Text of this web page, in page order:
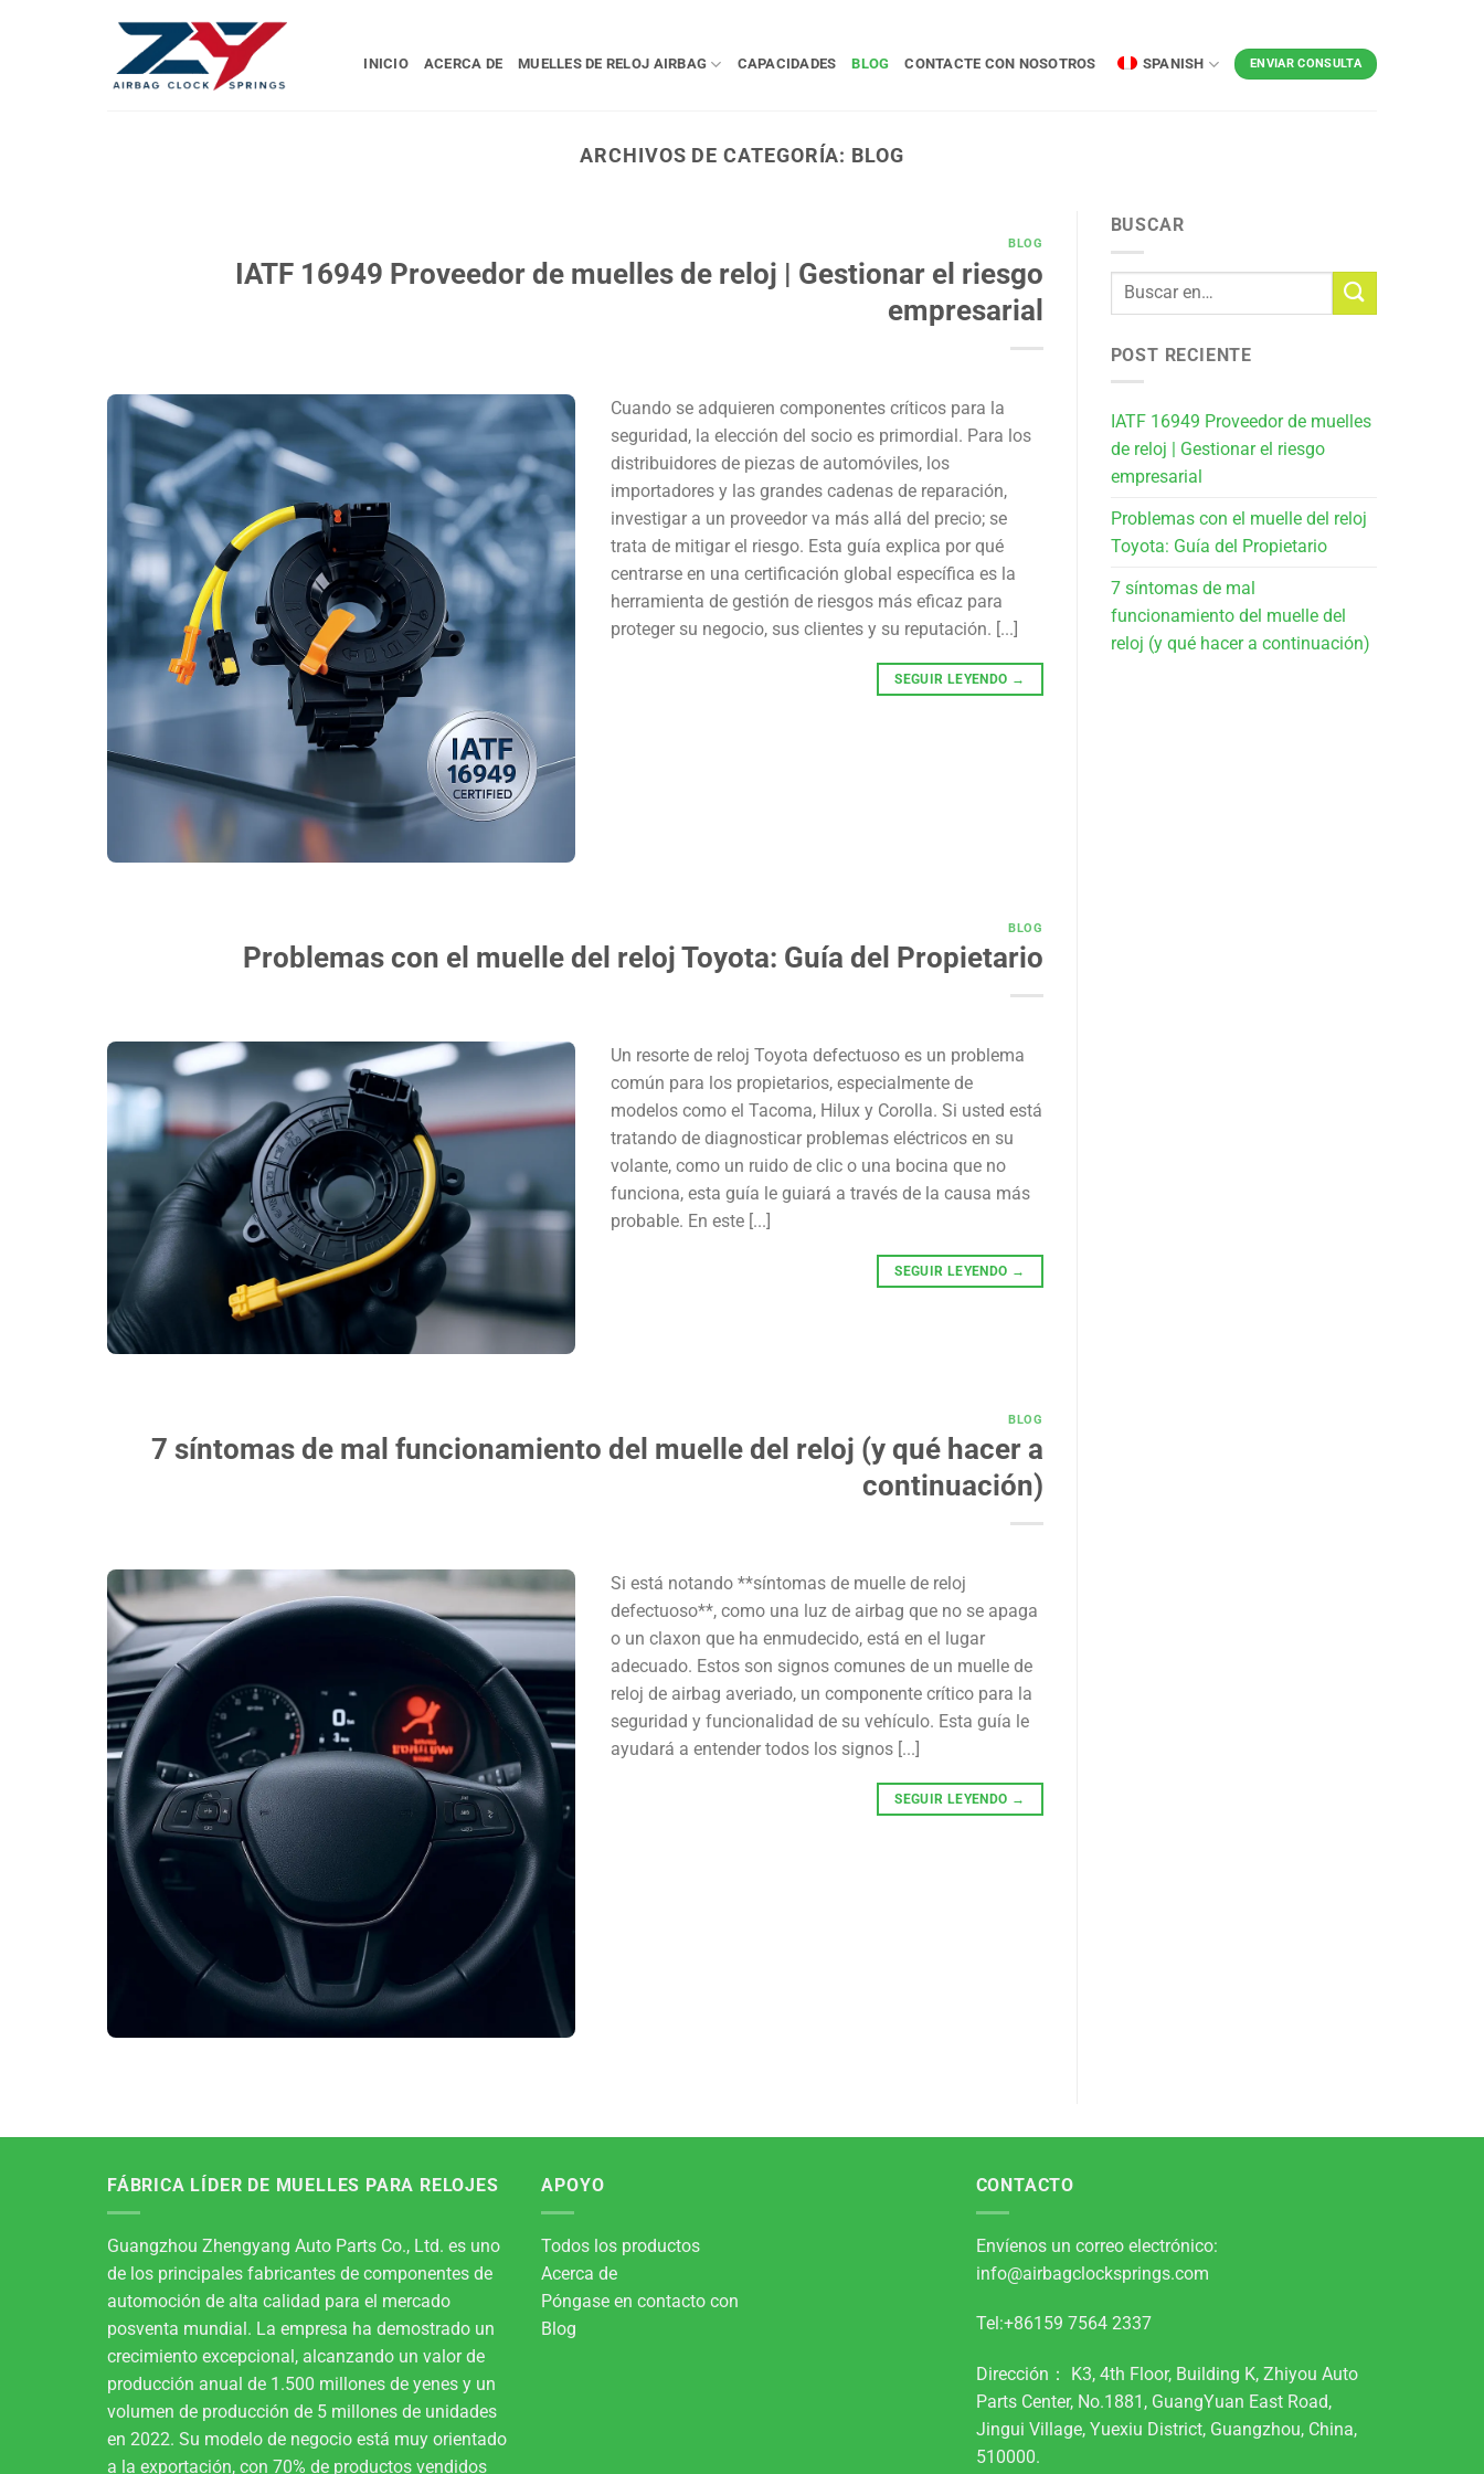
INICIO ACERCA DE MUELLES DE RELOJ AIRBAG CAPACIDADES BLOG CONTACTE CON NOSOTROS SPANISH ENVIAR CONSULTA
ARCHIVOS DE CATEGORÍA: BLOG
BLOG
IATF 16949 Proveedor de muelles de reloj | Gestionar el riesgo
empresarial
Cuando se adquieren componentes críticos para la
seguridad, la elección del socio es primordial. Para los
distribuidores de piezas de automóviles, los
importadores y las grandes cadenas de reparación,
investigar a un proveedor va más allá del precio; se
trata de mitigar el riesgo. Esta guía explica por qué
centrarse en una certificación global específica es la
herramienta de gestión de riesgos más eficaz para
proteger su negocio, sus clientes y su reputación. [...]
SEGUIR LEYENDO →
BLOG
Problemas con el muelle del reloj Toyota: Guía del Propietario
Un resorte de reloj Toyota defectuoso es un problema
común para los propietarios, especialmente de
modelos como el Tacoma, Hilux y Corolla. Si usted está
tratando de diagnosticar problemas eléctricos en su
volante, como un ruido de clic o una bocina que no
funciona, esta guía le guiará a través de la causa más
probable. En este [...]
SEGUIR LEYENDO →
BLOG
7 síntomas de mal funcionamiento del muelle del reloj (y qué hacer a
continuación)
Si está notando **síntomas de muelle de reloj
defectuoso**, como una luz de airbag que no se apaga
o un claxon que ha enmudecido, está en el lugar
adecuado. Estos son signos comunes de un muelle de
reloj de airbag averiado, un componente crítico para la
seguridad y funcionalidad de su vehículo. Esta guía le
ayudará a entender todos los signos [...]
SEGUIR LEYENDO →
BUSCAR
POST RECIENTE
IATF 16949 Proveedor de muelles
de reloj | Gestionar el riesgo
empresarial
Problemas con el muelle del reloj
Toyota: Guía del Propietario
7 síntomas de mal
funcionamiento del muelle del
reloj (y qué hacer a continuación)
FÁBRICA LÍDER DE MUELLES PARA RELOJES
Guangzhou Zhengyang Auto Parts Co., Ltd. es uno
de los principales fabricantes de componentes de
automoción de alta calidad para el mercado
posventa mundial. La empresa ha demostrado un
crecimiento excepcional, alcanzando un valor de
producción anual de 1.500 millones de yenes y un
volumen de producción de 5 millones de unidades
en 2022. Su modelo de negocio está muy orientado
a la exportación, con 70% de productos vendidos
APOYO
Todos los productos
Acerca de
Póngase en contacto con
Blog
CONTACTO
Envíenos un correo electrónico:
info@airbagclocksprings.com
Tel:+86159 7564 2337
Dirección： K3, 4th Floor, Building K, Zhiyou Auto
Parts Center, No.1881, GuangYuan East Road,
Jingui Village, Yuexiu District, Guangzhou, China,
510000.